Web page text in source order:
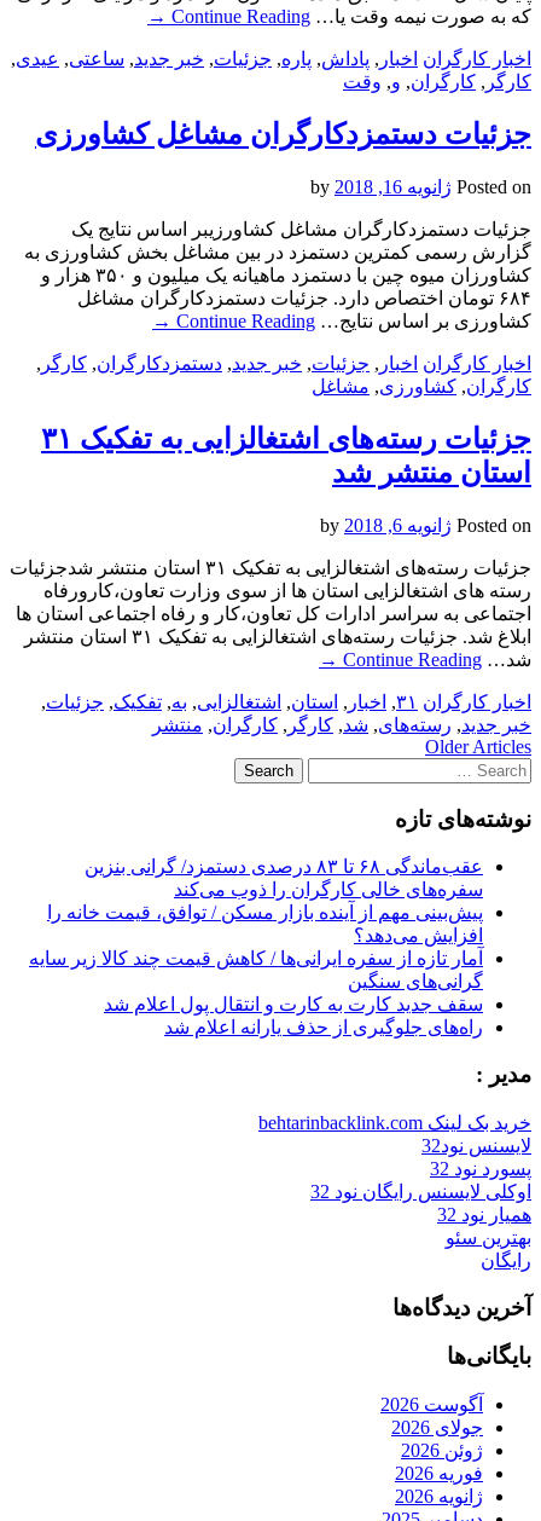
که به صورت نیمه وقت یا… Continue Reading
→
اخبار کارگران اخبار , پاداش, پاره, جزئیات, خبر جدید, ساعتی, عیدی,
کارگر , کارگران, و, وقت
جزئیات دستمزدکارگران مشاغل کشاورزی
Posted on ژانویه 16, 2018
جزئیات دستمزدکارگران مشاغل کشاورزیبر اساس نتایج یک
گزارش رسمی کمترین دستمزد در بین مشاغل بخش کشاورزی به
کشاورزان میوه چین با دستمزد ماهیانه یک میلیون و ۳۵۰ هزار و
۶۸۴ تومان اختصاص دارد. جزئیات دستمزدکارگران مشاغل
کشاورزی بر اساس نتایج… Continue Reading
→
اخبار کارگران اخبار , جزئیات, خبر جدید, دستمزدکارگران, کارگر ,
کارگران, کشاورزی, مشاغل
جزئیات رسته‌های اشتغالزایی به تفکیک ۳۱
استان منتشر شد
Posted on ژانویه 6, 2018
جزئیات رسته‌های اشتغالزایی به تفکیک ۳۱ استان منتشر شدجزئیات
رسته های اشتغالزایی استان ها از سوی وزارت تعاون،کارورفاه
اجتماعی به سراسر ادارات کل تعاون،کار و رفاه اجتماعی استان ها
ابلاغ شد. جزئیات رسته‌های اشتغالزایی به تفکیک ۳۱ استان منتشر
شد… Continue Reading
→
اخبار کارگران ۳۱, اخبار , استان, اشتغالزایی, به, تفکیک, جزئیات,
خبر جدید, رسته‌های, شد, کارگر , کارگران, منتشر
Post
navigation
Older Articles
Search
for:
نوشته‌های تازه
عقب‌ماندگی ۶۸ تا ۸۳ درصدی دستمزد/ گرانی بنزین
سفره‌های خالی کارگران را ذوب می‌کند
پیش‌بینی مهم از آینده بازار مسکن / توافق، قیمت خانه را
افزایش می‌دهد؟
آمار تازه از سفره ایرانی‌ها / کاهش قیمت چند کالا زیر سایه
گرانی‌های سنگین
سقف جدید کارت به کارت و انتقال پول اعلام شد
راه‌های جلوگیری از حذف یارانه اعلام شد
مدیر :
خرید بک لینک behtarinbacklink.com
لایسنس نود32
پسورد نود 32
اوکلی لایسنس رایگان نود 32
همیار نود 32
بهترین سئو
رایگان
آخرین دیدگاه‌ها
بایگانی‌ها
آگوست 2026
جولای 2026
ژوئن 2026
فوریه 2026
ژانویه 2026